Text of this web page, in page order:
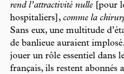
rend l’attractivité nulle [pour
hospitaliers], comme la
Sans eux, une multitude
de banlieue auraient
jouer un rôle essentiel dans
français, ils restent abonnés